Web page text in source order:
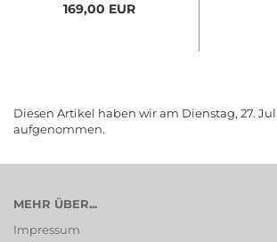
169,00 EUR
Diesen Artikel haben wir am Dienstag, 27.
aufgenommen.
MEHR ÜBER...
Impressum